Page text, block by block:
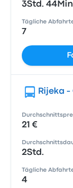
3Std.
Tägliche
7
Rijeka -
21 €
2Std.
Tägliche
4